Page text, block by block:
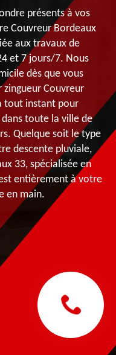
présents à vos
Couvreur Bordeaux
aux travaux de
et 7 jours/7. Nous
dès que vous
zingueur Couvreur
tout instant pour
toute la ville de
Quelque soit le type
descente pluviale,
33, spécialisée en
entièrement à votre
en main.